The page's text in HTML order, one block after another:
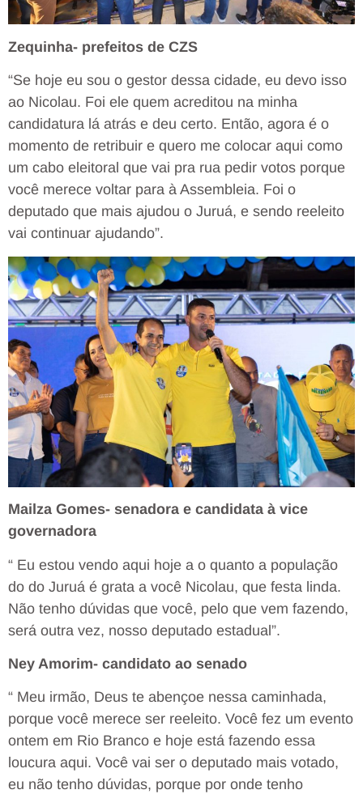
Zequinha- prefeitos de CZS
“Se hoje eu sou o gestor dessa cidade, eu devo isso
ao Nicolau. Foi ele quem acreditou na minha
candidatura lá atrás e deu certo. Então, agora é o
momento de retribuir e quero me colocar aqui como
um cabo eleitoral que vai pra rua pedir votos porque
você merece voltar para à Assembleia. Foi o
deputado que mais ajudou o Juruá, e sendo reeleito
vai continuar ajudando”.
Mailza Gomes- senadora e candidata à vice
governadora
“ Eu estou vendo aqui hoje a o quanto a população
do do Juruá é grata a você Nicolau, que festa linda.
Não tenho dúvidas que você, pelo que vem fazendo,
será outra vez, nosso deputado estadual”.
Ney Amorim- candidato ao senado
“ Meu irmão, Deus te abençoe nessa caminhada,
porque você merece ser reeleito. Você fez um evento
ontem em Rio Branco e hoje está fazendo essa
loucura aqui. Você vai ser o deputado mais votado,
eu não tenho dúvidas, porque por onde tenho